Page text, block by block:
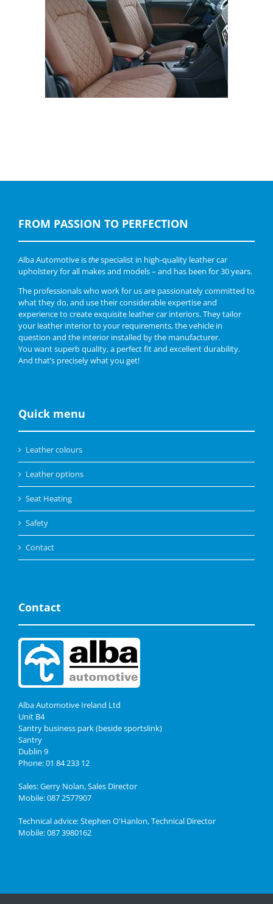
Volkswagen Tiguan, Buffalino Leder Nougat bruin
FROM PASSION TO PERFECTION
Alba Automotive isthespecialist in high-quality leather car
upholstery for all makes and models – and has been for 30 years.
The professionals who work for us are passionately committed to
what they do, and use their considerable expertise and
experience to create exquisite leather car interiors. They tailor
your leather interior to your requirements, the vehicle in
question and the interior installed by the manufacturer.
You want superb quality, a perfect fit and excellent durability.
And that’s precisely what you get!
Quick menu
Leather colours
Leather options
Seat Heating
Safety
Contact
Contact
Alba Automotive Ireland Ltd
Unit B4
Santry business park (beside sportslink)
Santry
Dublin 9
Phone: 01 84 233 12
Sales: Gerry Nolan, Sales Director
Mobile: 087 2577907
Technical advice: Stephen O'Hanlon, Technical Director
Mobile: 087 3980162